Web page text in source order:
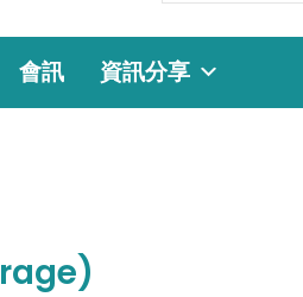
會訊 資訊分享